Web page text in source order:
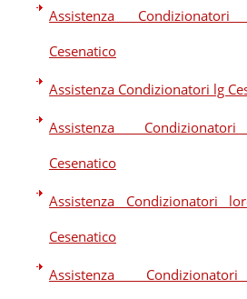
Assistenza Condizionatori
Cesenatico
Assistenza Condizionatori lg
Assistenza
Cesenatico
Assistenza Condizionatori
Cesenatico
Assistenza